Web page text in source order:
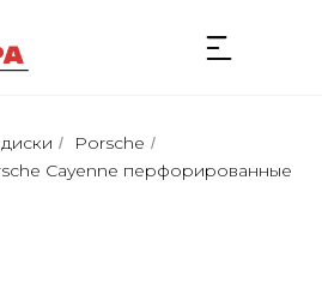
/ Porsche /
Cayenne перфорированные